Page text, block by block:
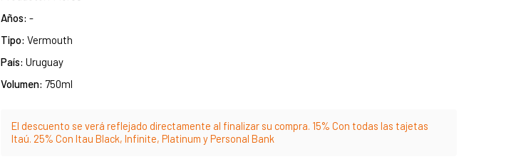
Años: -
Tipo: Vermouth
País: Uruguay
Volumen: 750ml
El descuento se verá reflejado directamente al finalizar su compra. 15% Con todas las tajetas
Itaú. 25% Con Itau Black, Infinite, Platinum y Personal Bank